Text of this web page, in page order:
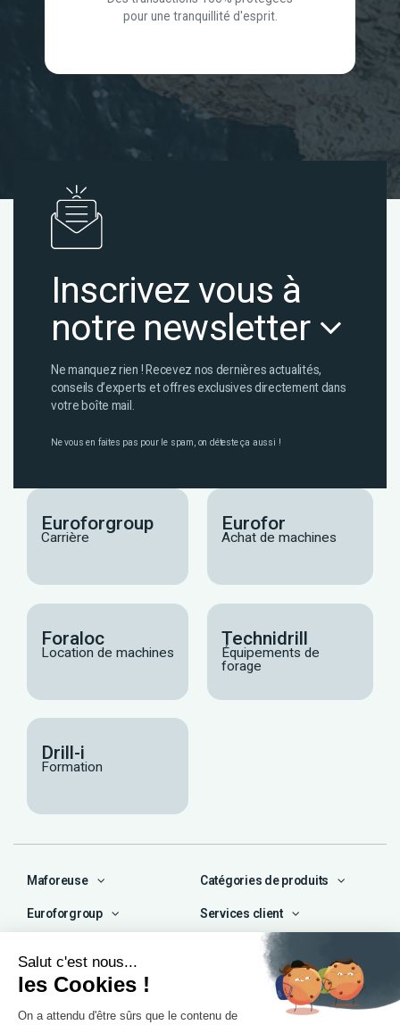
pour une tranquillité d'esprit.
Inscrivez vous à
notre newsletter
Ne manquez rien ! Recevez nos dernières actualités,
conseils d’experts et offres exclusives directement dans
votre boîte mail.
Ne vous en faites pas pour le spam, on déteste ça aussi !
Euroforgroup
Carrière
Eurofor
Achat de machines
Foraloc
Location de machines
Technidrill
Équipements de
forage
Drill-i
Formation
Maforeuse Catégories de produits
Euroforgroup Services client
contact@maforeuse.com